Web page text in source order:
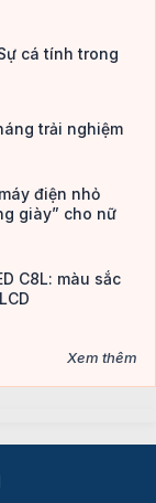
cá tính trong
trải nghiệm
điện nhỏ
giày” cho nữ
C8L: màu sắc
Xem thêm